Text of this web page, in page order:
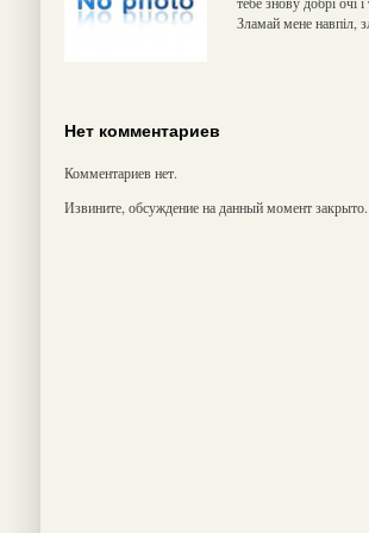
Зламай мене навпіл,
Нет комментариев
Комментариев нет.
Извините, обсуждение на данный момент закрыто.